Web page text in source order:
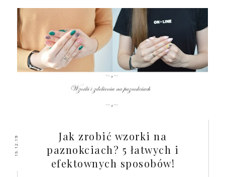
15.12.19
Jak zrobić wzorki na
paznokciach? 5 łatwych i
efektownych sposobów!